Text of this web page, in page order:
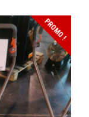
PROMO !